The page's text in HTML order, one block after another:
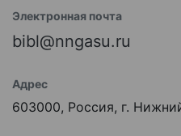
Электронная почта
bibl@nngasu.ru
Адрес
603000, Россия, г.